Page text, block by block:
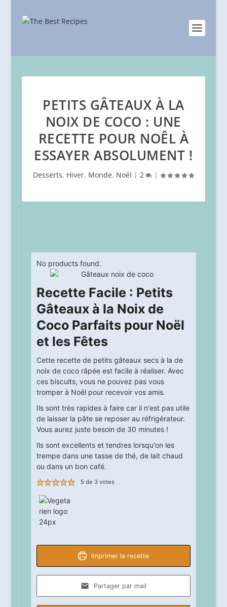
PETITS GÂTEAUX À LA
NOIX DE COCO : UNE
RECETTE POUR NOÊL À
ESSAYER ABSOLUMENT !
Desserts, Hiver, Monde, Noël |2 |
No products found.
Recette Facile : Petits
Gâteaux à la Noix de
Coco Parfaits pour Noël
et les Fêtes
Cette recette de petits gâteaux secs à la de
noix de coco râpée est facile à réaliser. Avec
ces biscuits, vous ne pouvez pas vous
tromper à Noël pour recevoir vos amis.
Ils sont très rapides à faire car il n'est pas utile
de laisser la pâte se reposer au réfrigérateur.
Vous aurez juste besoin de 30 minutes !
Ils sont excellents et tendres lorsqu'on les
trempe dans une tasse de thé, de lait chaud
ou dans un bon café.
5 de 3votes
Imprimer la recette
Partager par mail